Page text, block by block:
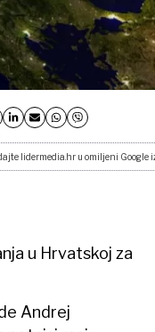
lidermedia.hr u omiljeni Google
u Hrvatskoj za
Andrej